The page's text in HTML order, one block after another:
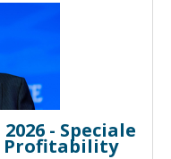
- Speciale
Profitability